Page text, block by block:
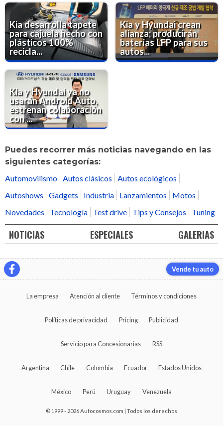
Kia desarrolla tapete
para cajuela hecho con
plásticos 100%
recicla...
Kia y Hyundai crean
alianza; producirán
baterías LFP para sus
autos...
Kia y Hyundai ya no
usarán Android Auto,
estrenan colaboración
con ...
Puedes recorrer más noticias navegando en las
siguientes categorías:
Automovilismo Autos clásicos
Autos ecológicos
Autoshows
Gadgets Industria Lanzamientos
Motos
Novedades
Tecnología Test drive Tips y Consejos Tuning
NOTICIAS ESPECIALES GALERIAS
Vende tu auto
La empresa Atención al cliente Términos y condiciones
Políticas de privacidad Pricing Publicidad
Servicio para Concesionarias RSS
Argentina Chile Colombia Ecuador Estados Unidos
México Perú Uruguay Venezuela
© 1999 - 2026 Autocosmos.com | Todos los derechos